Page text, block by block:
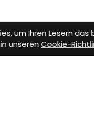
um Ihren Lesern
unseren Cookie-